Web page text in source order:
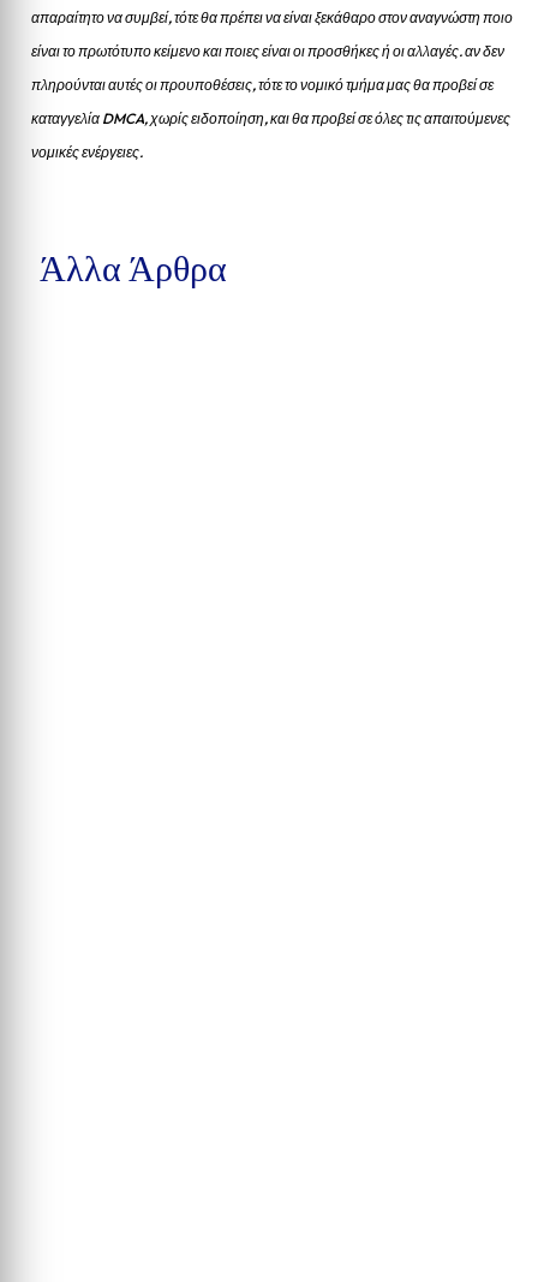
απαραίτητο να συμβεί, τότε θα πρέπει να είναι ξεκάθαρο στον αναγνώστη ποιο
είναι το πρωτότυπο κείμενο και ποιες είναι οι προσθήκες ή οι αλλαγές. αν δεν
πληρούνται αυτές οι προυποθέσεις, τότε το νομικό τμήμα μας θα προβεί σε
καταγγελία DMCA, χωρίς ειδοποίηση, και θα προβεί σε όλες τις απαιτούμενες
νομικές ενέργειες.
Άλλα Άρθρα